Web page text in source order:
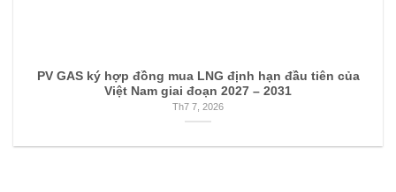
PV GAS ký hợp đồng mua LNG định hạn đầu tiên của
Việt Nam giai đoạn 2027 – 2031
Th7 7, 2026